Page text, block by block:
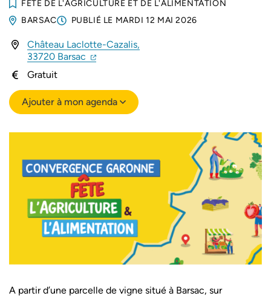
FÊTE DE L'AGRICULTURE ET DE L'ALIMENTATION
BARSAC
PUBLIÉ LE MARDI 12 MAI 2026
Château Laclotte-Cazalis,
33720 Barsac (ouverture dans un nouvel onglet)
(ouverture dans un nouvel onglet)
Gratuit
Ajouter à mon agenda
A partir d’une parcelle de vigne situé à Barsac, sur